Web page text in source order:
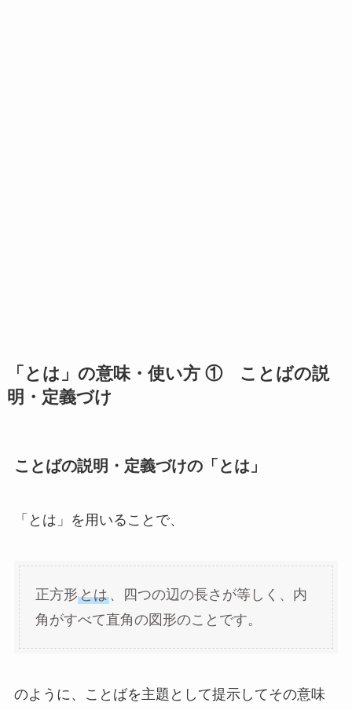
「とは」の意味・使い方 ① ことばの説
明・定義づけ
ことばの説明・定義づけの「とは」
「とは」を用いることで、
正方形とは、四つの辺の長さが等しく、内
角がすべて直角の図形のことです。
のように、ことばを主題として提示してその意味